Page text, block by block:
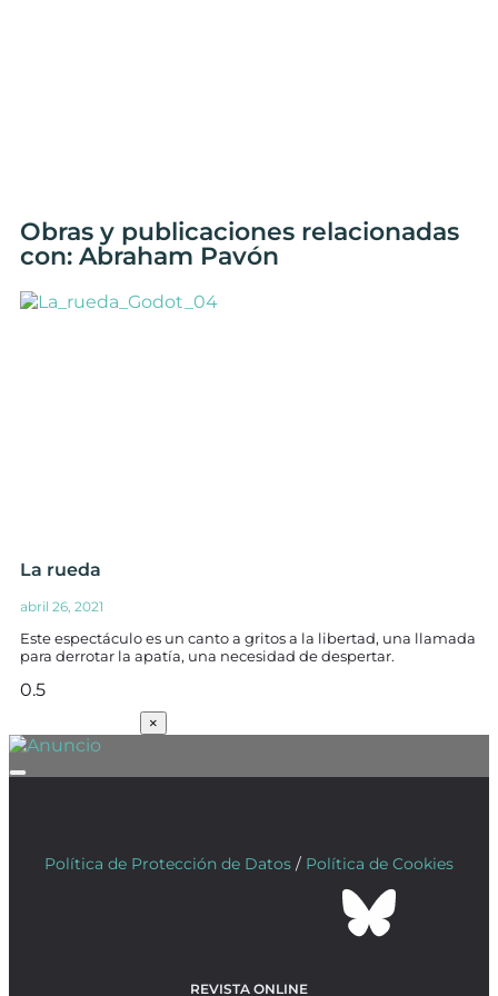
Obras y publicaciones relacionadas
con: Abraham Pavón
La rueda
abril 26, 2021
Este espectáculo es un canto a gritos a la libertad, una llamada
para derrotar la apatía, una necesidad de despertar.
×
Política de Protección de Datos / Política de Cookies
REVISTA ONLINE